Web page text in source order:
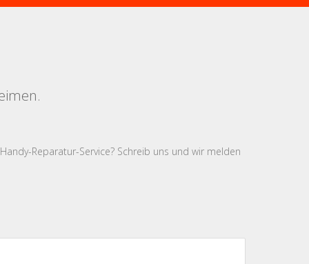
Reparatur-Service? Schreib uns und wir melden